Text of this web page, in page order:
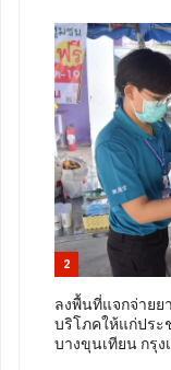
2
ลงพื้นที่แจกจ่าย
บริโภคให้แก่ปร
บางขุนเทียน กรุง